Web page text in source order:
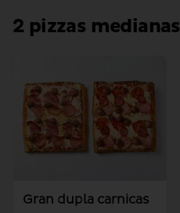
2 pizzas medianas
Gran dupla carnicas